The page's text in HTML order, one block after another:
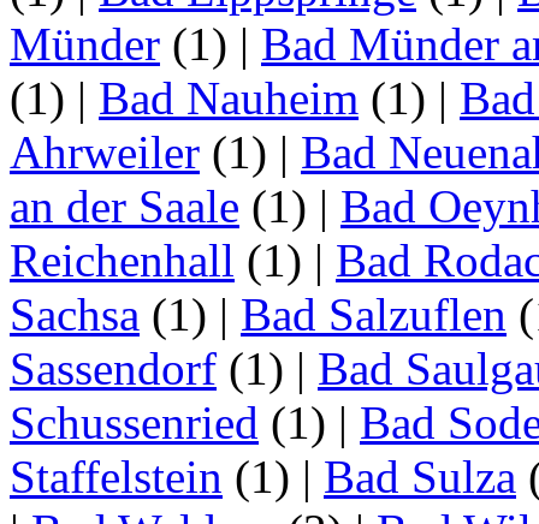
Münder (1) | Bad Münder
(1) | Bad Nauheim (1) |
Ahrweiler (1) | Bad
an der Saale (1) | Bad
Reichenhall (1) | Bad
Sachsa (1) | Bad Salzuflen
Sassendorf (1) | Bad
Schussenried (1) | Bad
Staffelstein (1) | Bad Sulza